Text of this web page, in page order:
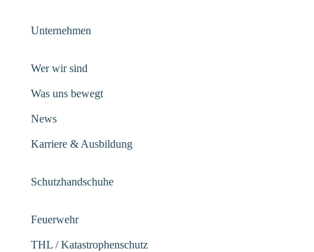
Unternehmen
Wer wir sind
Was uns bewegt
News
Karriere & Ausbildung
Schutzhandschuhe
Feuerwehr
THL / Katastrophenschutz